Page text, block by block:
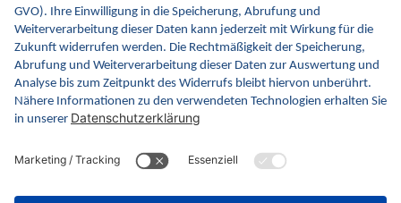
gematik GmbH
Rosenthaler Str. 30
10178 Berlin
Barrierefreiheitserklärung